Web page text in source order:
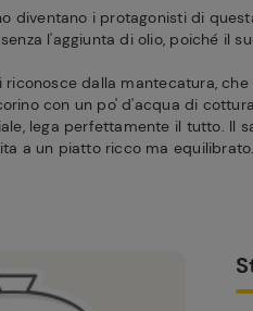
diventano i protagonisti di
l'aggiunta di olio, poiché il
riconosce dalla mantecatura,
con un po' d'acqua di
lega perfettamente il tutto. Il
a un piatto ricco ma equilibrato.